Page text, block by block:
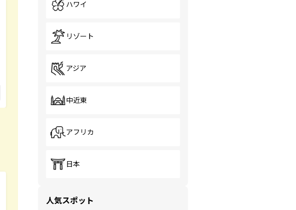
ハワイ
リゾート
アジア
中近東
アフリカ
日本
人気スポット